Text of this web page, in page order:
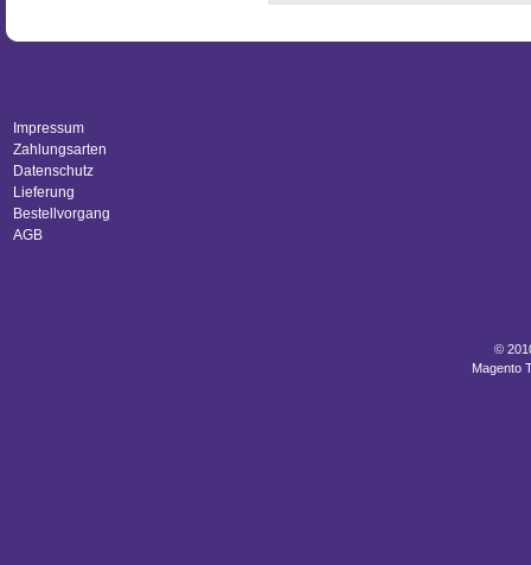
Impressum
Zahlungsarten
Datenschutz
Lieferung
Bestellvorgang
AGB
©
Magento